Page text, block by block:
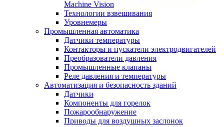
Machine Vision
Технологии взвешивания
Уровнемеры
Промышленная автоматика
Датчики температуры
Контакторы и пускатели электродвигателей
Преобразователи давления
Промышленные клапаны
Реле давления и температуры
Автоматизация и безопасность зданий
Датчики
Компоненты для горелок
Пожарообнаружение
Приводы для воздушных заслонок